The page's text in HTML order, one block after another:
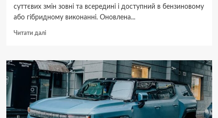
суттєвих змін зовні та всередині і доступний в бензиновому
або гібридному виконанні. Оновлена...
Читати даліДокладніше
нова
Toyota
Corolla
2026:
як
змінилася
найпопулярніша